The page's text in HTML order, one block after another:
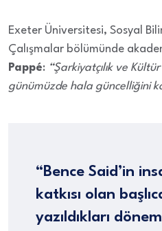
Exeter Üniversitesi, Sosyal
Çalışmalar bölümünde
Pappé: “Şarkiyatçılık ve
günümüzde hala güncelliğini
“Bence Said’in
katkısı olan
yazıldıkları